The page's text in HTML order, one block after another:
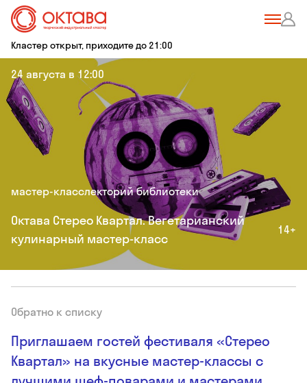
Кластер открыт, приходите до 21:00
24 августа в 12:00
мастер-класслекторий библиотеки
Октава Стерео Квартал. Вегетарианский
кулинарный мастер-класс
14+
Приглашаем гостей фестиваля «Стерео
Квартал» на вкусные мастер-классы с
Обратно к списку